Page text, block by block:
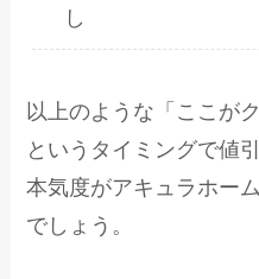
し
以上のような「ここが
というタイミングで値
本気度がアキュラホー
でしょう。